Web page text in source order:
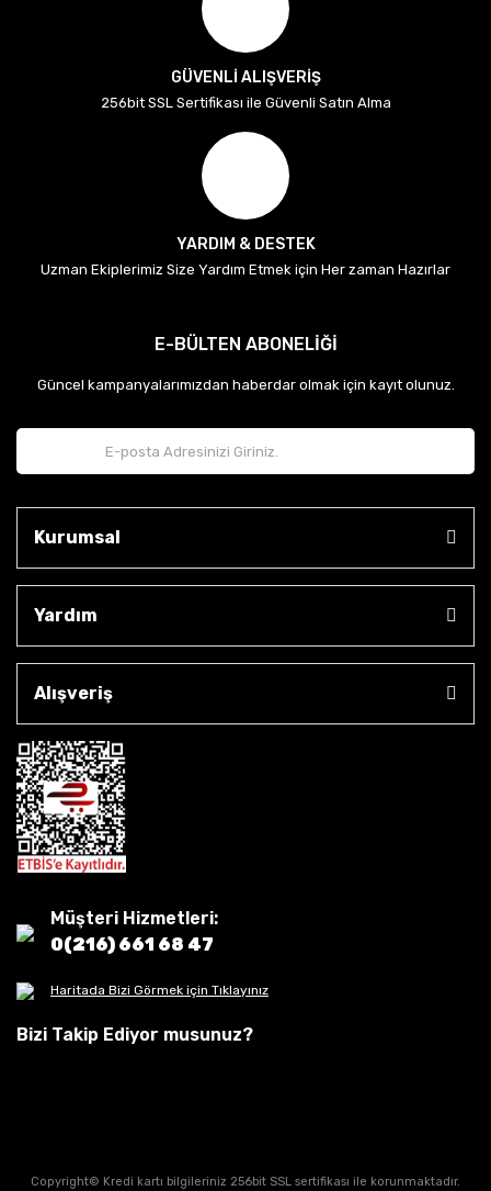
GÜVENLİ ALIŞVERİŞ
256bit SSL Sertifikası ile Güvenli Satın Alma
YARDIM & DESTEK
Uzman Ekiplerimiz Size Yardım Etmek için Her zaman Hazırlar
E-BÜLTEN ABONELİĞİ
Güncel kampanyalarımızdan haberdar olmak için kayıt olunuz.
Kurumsal
Yardım
Alışveriş
Müşteri Hizmetleri:
0(216) 661 68 47
Haritada Bizi Görmek için Tıklayınız
Bizi Takip Ediyor musunuz?
Copyright© Kredi kartı bilgileriniz 256bit SSL sertifikası ile korunmaktadır.